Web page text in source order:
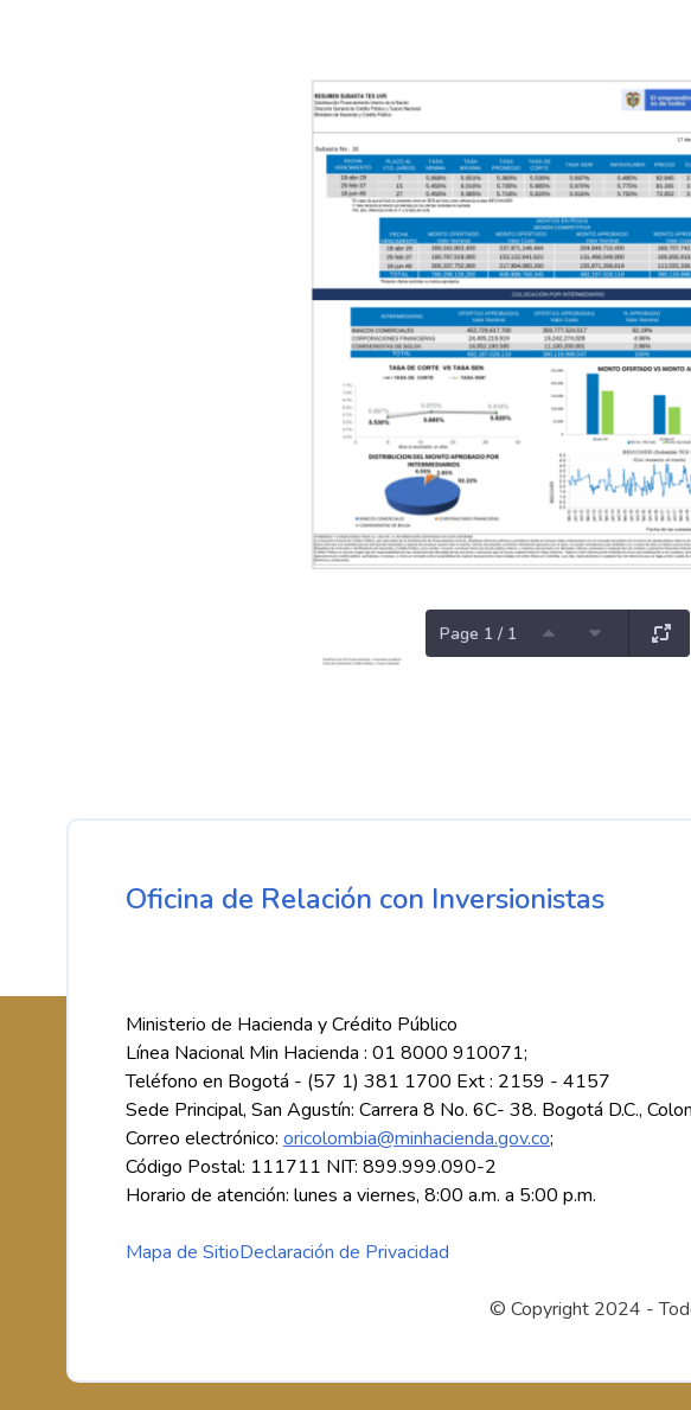
Page 1 / 1
Oficina de Relación con Inversionistas
Ministerio de Hacienda y Crédito Público
Línea Nacional Min Hacienda : 01 8000 910071;
Teléfono en Bogotá - (57 1) 381 1700 Ext : 2159 - 4157
Sede Principal, San Agustín: Carrera 8 No. 6C- 38. Bogotá D.C.,
Correo electrónico: oricolombia@minhacienda.gov.co;
Código Postal: 111711 NIT: 899.999.090-2
Horario de atención: lunes a viernes, 8:00 a.m. a 5:00 p.m.
Mapa de SitioDeclaración de Privacidad
© Copyright 2024 -